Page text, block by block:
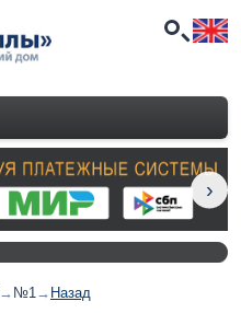
→ №1→ Назад